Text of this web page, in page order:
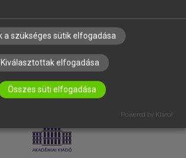
ADATVÉDELEM
a szükséges sütik elfogadása
Kiválasztottak elfogadása
Összes süti elfogadása
Powered by Klaro!